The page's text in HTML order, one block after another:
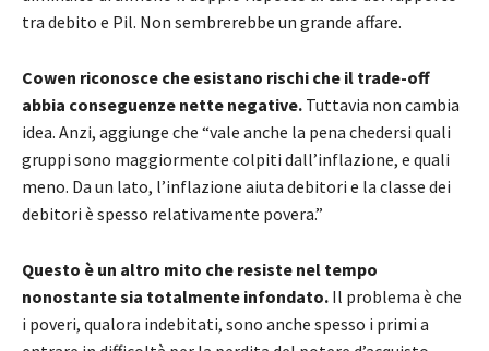
tra debito e Pil. Non sembrerebbe un grande affare.
Cowen riconosce che esistano rischi che il trade-off
abbia conseguenze nette negative. Tuttavia non cambia
idea. Anzi, aggiunge che “vale anche la pena chedersi quali
gruppi sono maggiormente colpiti dall’inflazione, e quali
meno. Da un lato, l’inflazione aiuta debitori e la classe dei
debitori è spesso relativamente povera.”
Questo è un altro mito che resiste nel tempo
nonostante sia totalmente infondato. Il problema è che
i poveri, qualora indebitati, sono anche spesso i primi a